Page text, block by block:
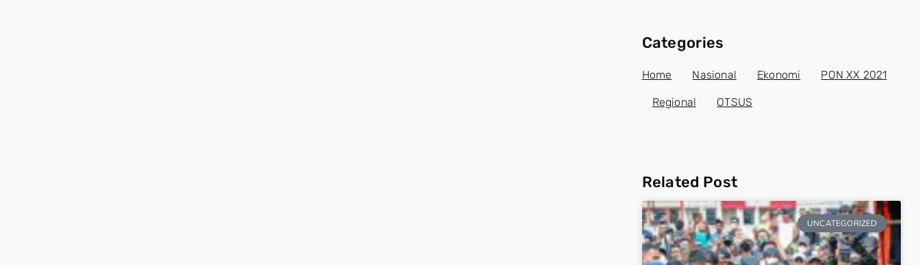
Categories
Home Nasional Ekonomi PON XX 2021
Regional OTSUS
Related Post
UNCATEGORIZED